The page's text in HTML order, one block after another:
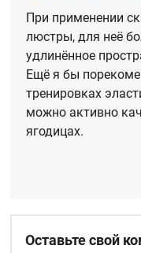
При применении
люстры, для неё
удлинённое
Ещё я бы
тренировках
можно активно
ягодицах.
Оставьте свой